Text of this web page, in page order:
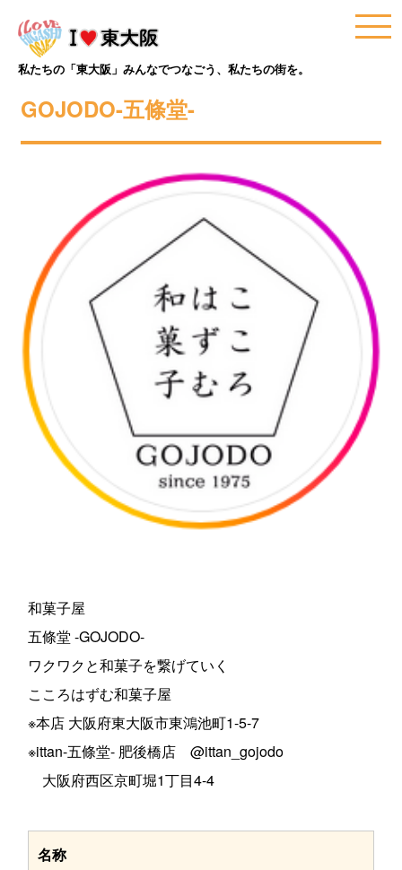
私たちの「東大阪」みんなでつなごう、私たちの街を。
GOJODO-五條堂-
和菓子屋
五條堂 -GOJODO-
ワクワクと和菓子を繋げていく
こころはずむ和菓子屋
※本店 大阪府東大阪市東鴻池町1-5-7
※ittan-五條堂- 肥後橋店 @ittan_gojodo
大阪府西区京町堀1丁目4-4
名称